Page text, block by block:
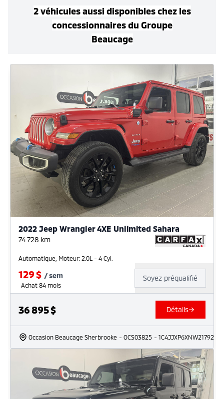
2véhicules aussi disponibles chez les
concessionnaires du Groupe
Beaucage
2022 Jeep Wrangler 4XE Unlimited Sahara
74 728 km
Automatique, Moteur: 2.0L - 4 Cyl.
129$ /sem
Achat 84 mois
Soyez préqualifié
36 895$ Détails
Occasion Beaucage Sherbrooke - OCS03825 - 1C4JJXP6XNW217922